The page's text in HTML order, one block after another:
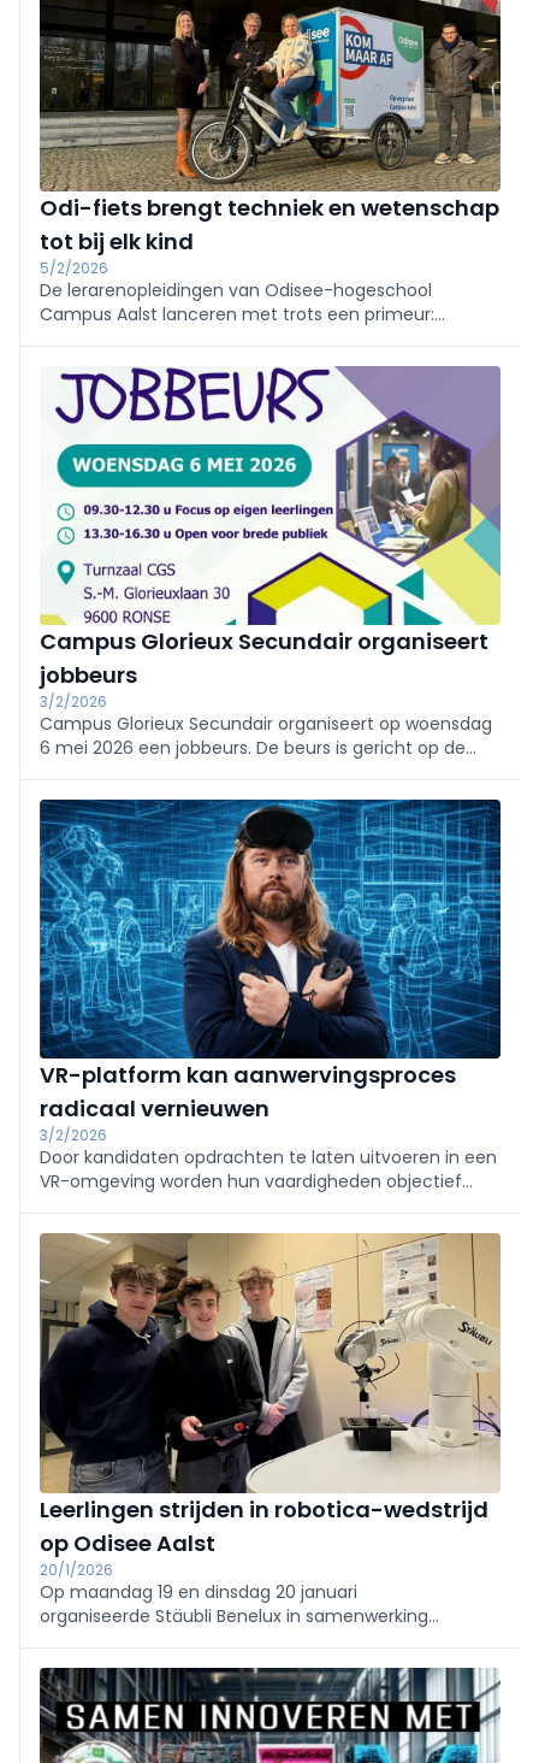
Odi-fiets brengt techniek en wetenschap
tot bij elk kind
5/2/2026
De lerarenopleidingen van Odisee-hogeschool
Campus Aalst lanceren met trots een primeur:
laadvermogen tot maar liefst 300 kilogram, zit
boordevol interactieve STEM-proefjes en -activiteiten.
Campus Glorieux Secundair organiseert
jobbeurs
3/2/2026
Campus Glorieux Secundair organiseert op woensdag
6 mei 2026 een jobbeurs. De beurs is gericht op de
brede publiek. De jobbeurs is opgezet als
ontmoetingsmoment tussen onderwijs en werkveld,
met als insteek: “waar talent en kansen elkaar
ontmoeten."
VR-platform kan aanwervingsproces
radicaal vernieuwen
3/2/2026
Door kandidaten opdrachten te laten uitvoeren in een
VR-omgeving worden hun vaardigheden objectief
achtergrond.
Leerlingen strijden in robotica-wedstrijd
op Odisee Aalst
20/1/2026
Op maandag 19 en dinsdag 20 januari
organiseerde Stäubli Benelux in samenwerking
Vlaanderen de regionale voorronde van de VAL Robot
Challenge op Odisee-hogeschool campus Aalst.